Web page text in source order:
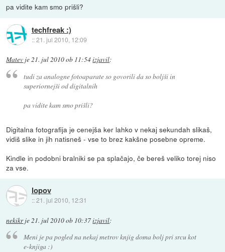
pa vidite kam smo prišli?
techfreak :)
::21. jul 2010, 12:09
Matev je21. jul 2010 ob 11:54izjavil:
tudi za analogne fotoaparate so govorili da so boljši in
superiornejši od digitalnih
pa vidite kam smo prišli?
Digitalna fotografija je cenejša ker lahko v nekaj sekundah slikaš,
vidiš slike in jih natisneš - vse to brez kakšne posebne opreme.
Kindle in podobni bralniki se pa splačajo, če bereš veliko torej niso
za vse.
lopov
::21. jul 2010, 12:31
nekikrje21. jul 2010 ob 10:37izjavil:
Meni je pa pogled na nekaj metrov knjig doma bolj pri srcu kot
e-knjiga :)